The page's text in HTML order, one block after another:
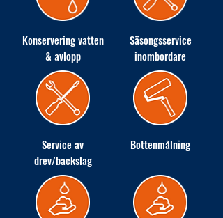
Konservering vatten
& avlopp
Säsongsservice
inombordare
Service av
drev/backslag
Bottenmålning